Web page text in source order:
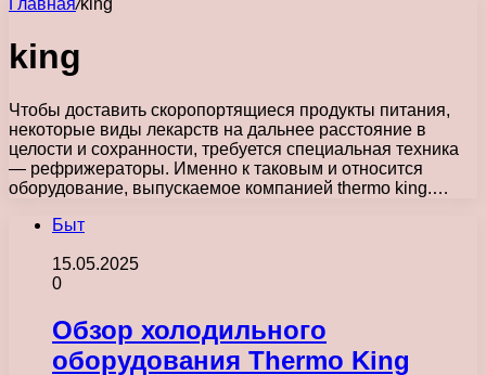
Главная/king
king
Чтобы доставить скоропортящиеся продукты питания,
некоторые виды лекарств на дальнее расстояние в
целости и сохранности, требуется специальная техника
— рефрижераторы. Именно к таковым и относится
оборудование, выпускаемое компанией thermo king.…
Быт
15.05.2025
0
Обзор холодильного
оборудования Thermo King